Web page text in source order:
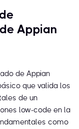
Appian
de Appian
que valida los
de un
low-code en la
como